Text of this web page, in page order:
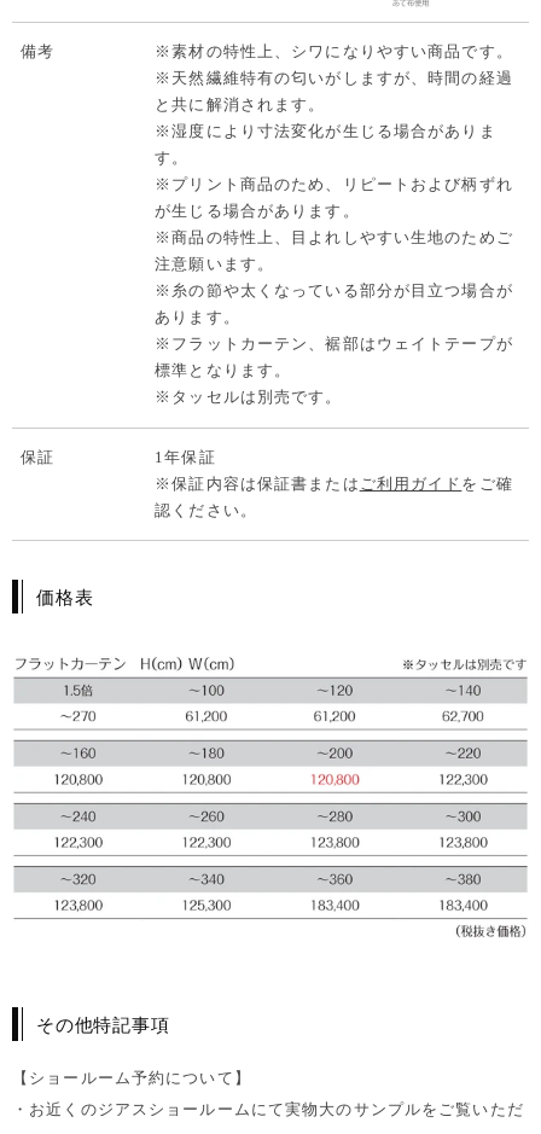
備考
※素材の特性上、シワになりやすい商品です。
※天然繊維特有の匂いがしますが、時間の経過
と共に解消されます。
※湿度により寸法変化が生じる場合がありま
す。
※プリント商品のため、リピートおよび柄ずれ
が生じる場合があります。
※商品の特性上、目よれしやすい生地のためご
注意願います。
※糸の節や太くなっている部分が目立つ場合が
あります。
※フラットカーテン、裾部はウェイトテープが
標準となります。
※タッセルは別売です。
保証
1年保証
※保証内容は保証書または ご利用ガイド をご確
認ください。
価格表
その他特記事項
【ショールーム予約について】
・お近くのジアスショールームにて実物大のサンプルをご覧いただ